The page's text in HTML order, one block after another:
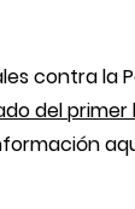
contra la
del